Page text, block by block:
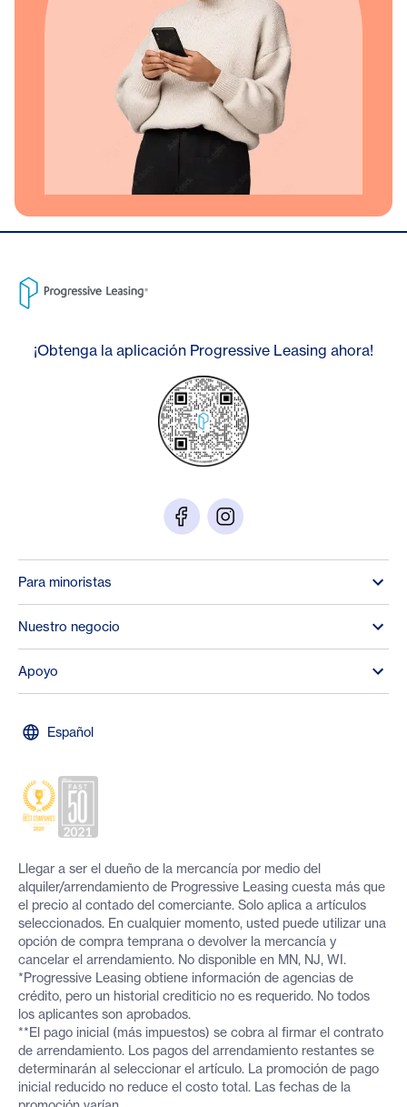
¡Obtenga la aplicación Progressive Leasing ahora!
Para minoristas
Nuestro negocio
Apoyo
Español
Llegar a ser el dueño de la mercancía por medio del
alquiler/arrendamiento de Progressive Leasing cuesta más que
el precio al contado del comerciante. Solo aplica a artículos
seleccionados. En cualquier momento, usted puede utilizar una
opción de compra temprana o devolver la mercancía y
cancelar el arrendamiento. No disponible en MN, NJ, WI.
*Progressive Leasing obtiene información de agencias de
crédito, pero un historial crediticio no es requerido. No todos
los aplicantes son aprobados.
**El pago inicial (más impuestos) se cobra al firmar el contrato
de arrendamiento. Los pagos del arrendamiento restantes se
determinarán al seleccionar el artículo. La promoción de pago
inicial reducido no reduce el costo total. Las fechas de la